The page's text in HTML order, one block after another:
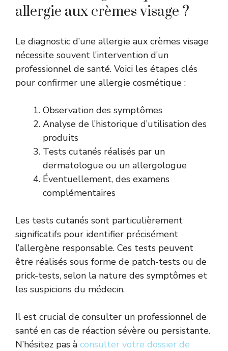
allergie aux crèmes visage ?
Le diagnostic d’une allergie aux crèmes visage
nécessite souvent l’intervention d’un
professionnel de santé. Voici les étapes clés
pour confirmer une allergie cosmétique :
Observation des symptômes
Analyse de l’historique d’utilisation des
produits
Tests cutanés réalisés par un
dermatologue ou un allergologue
Éventuellement, des examens
complémentaires
Les tests cutanés sont particulièrement
significatifs pour identifier précisément
l’allergène responsable. Ces tests peuvent
être réalisés sous forme de patch-tests ou de
prick-tests, selon la nature des symptômes et
les suspicions du médecin.
Il est crucial de consulter un professionnel de
santé en cas de réaction sévère ou persistante.
N’hésitez pas à consulter votre dossier de